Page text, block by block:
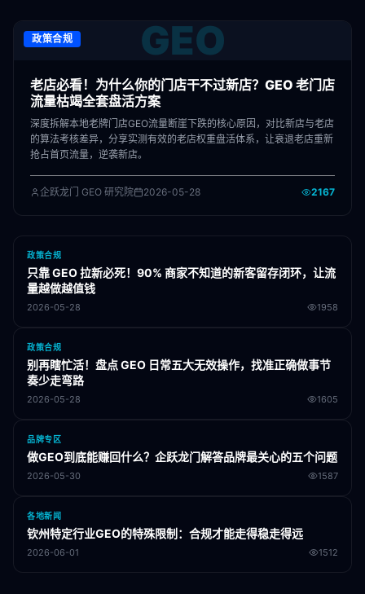
政策合规 GEO
老店必看！为什么你的门店干不过新店？GEO 老门店
流量枯竭全套盘活方案
深度拆解本地老牌门店GEO流量断崖下跌的核心原因，对比新店与老店
的算法考核差异，分享实测有效的老店权重盘活体系，让衰退老店重新
抢占首页流量，逆袭新店。
企跃龙门 GEO 研究院 2026-05-28 2167
政策合规
只靠 GEO 拉新必死！90% 商家不知道的新客留存闭环，让流
量越做越值钱
2026-05-28 1958
政策合规
别再瞎忙活！盘点 GEO 日常五大无效操作，找准正确做事节
奏少走弯路
2026-05-28 1605
品牌专区
做GEO到底能赚回什么？企跃龙门解答品牌最关心的五个问题
2026-05-30 1587
各地新闻
钦州特定行业GEO的特殊限制：合规才能走得稳走得远
2026-06-01 1512